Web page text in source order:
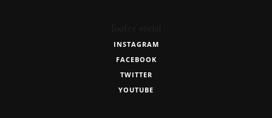
INSTAGRAM
FACEBOOK
TWITTER
YOUTUBE